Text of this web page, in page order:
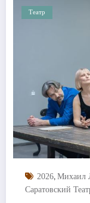
Театр
2026, Михаил
Саратовский